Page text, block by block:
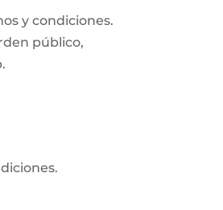
y condiciones.
público,